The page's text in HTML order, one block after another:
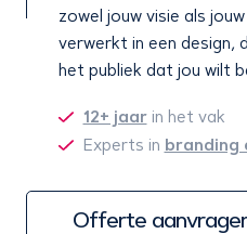
zowel jouw visie als
verwerkt in een design,
het publiek dat jou wilt
12+ jaarin het vak
Experts in branding
Offerte